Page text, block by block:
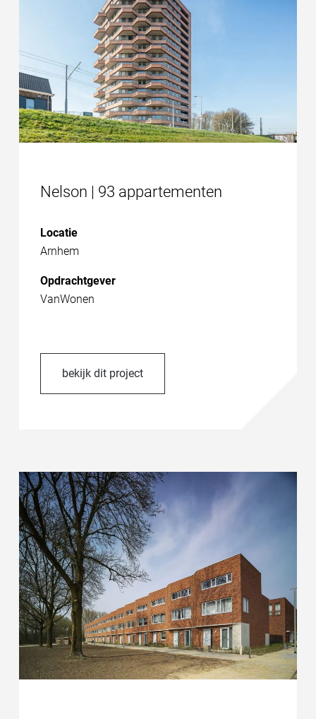
Nelson | 93 appartementen
Locatie
Arnhem
Opdrachtgever
VanWonen
bekijk dit project